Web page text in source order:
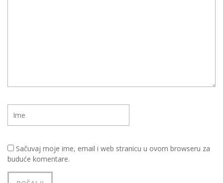
Sačuvaj moje ime, email i web stranicu u ovom browseru za
buduće komentare.